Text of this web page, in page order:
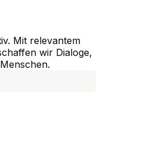
Mit relevantem
wir Dialoge,